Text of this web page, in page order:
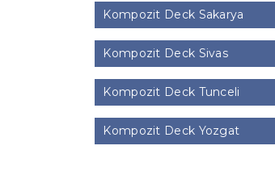
Kompozit Deck Sakarya
Kompozit Deck Sivas
Kompozit Deck Tunceli
Kompozit Deck Yozgat